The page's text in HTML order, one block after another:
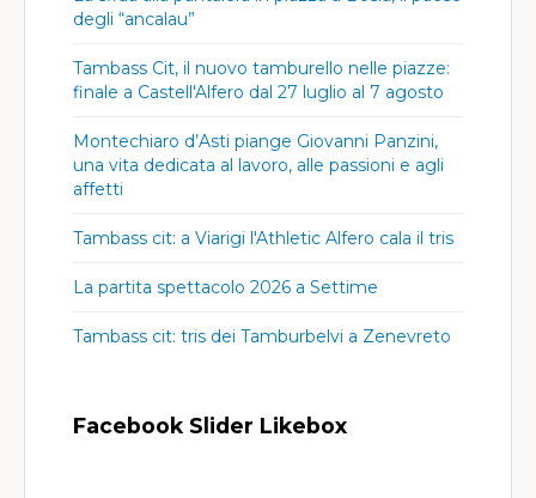
degli “ancalau”
Tambass Cit, il nuovo tamburello nelle piazze:
finale a Castell'Alfero dal 27 luglio al 7 agosto
Montechiaro d’Asti piange Giovanni Panzini,
una vita dedicata al lavoro, alle passioni e agli
affetti
Tambass cit: a Viarigi l'Athletic Alfero cala il tris
La partita spettacolo 2026 a Settime
Tambass cit: tris dei Tamburbelvi a Zenevreto
Facebook Slider Likebox